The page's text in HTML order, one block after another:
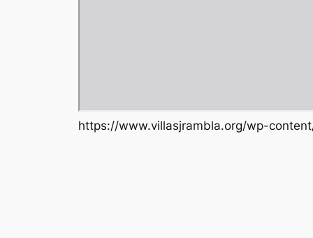
https://www.villasjrambla.org/wp-